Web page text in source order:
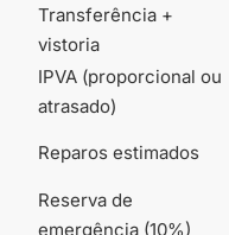
Transferência +
vistoria
IPVA (proporcional ou
atrasado)
Reparos estimados
Reserva de
emergência (10%)